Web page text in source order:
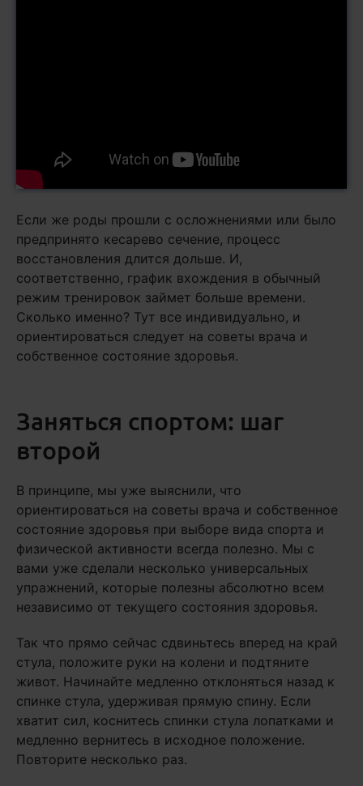
Если же роды прошли с осложнениями или было
предпринято кесарево сечение, процесс
восстановления длится дольше. И,
соответственно, график вхождения в обычный
режим тренировок займет больше времени.
Сколько именно? Тут все индивидуально, и
ориентироваться следует на советы врача и
собственное состояние здоровья.
Заняться спортом: шаг
второй
В принципе, мы уже выяснили, что
ориентироваться на советы врача и собственное
состояние здоровья при выборе вида спорта и
физической активности всегда полезно. Мы с
вами уже сделали несколько универсальных
упражнений, которые полезны абсолютно всем
независимо от текущего состояния здоровья.
Так что прямо сейчас сдвиньтесь вперед на край
стула, положите руки на колени и подтяните
живот. Начинайте медленно отклоняться назад к
спинке стула, удерживая прямую спину. Если
хватит сил, коснитесь спинки стула лопатками и
медленно вернитесь в исходное положение.
Повторите несколько раз.